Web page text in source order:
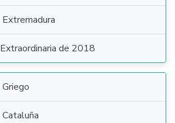
Extremadura
Extraordinaria de 2018
Griego
Cataluña